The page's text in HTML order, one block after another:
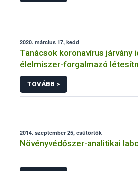
2020. március 17, kedd
Tanácsok koronavírus járvány
élelmiszer-forgalmazó
üzemeltetőinek
TOVÁBB >
2014. szeptember 25, csütörtök
Növényvédőszer-analitikai